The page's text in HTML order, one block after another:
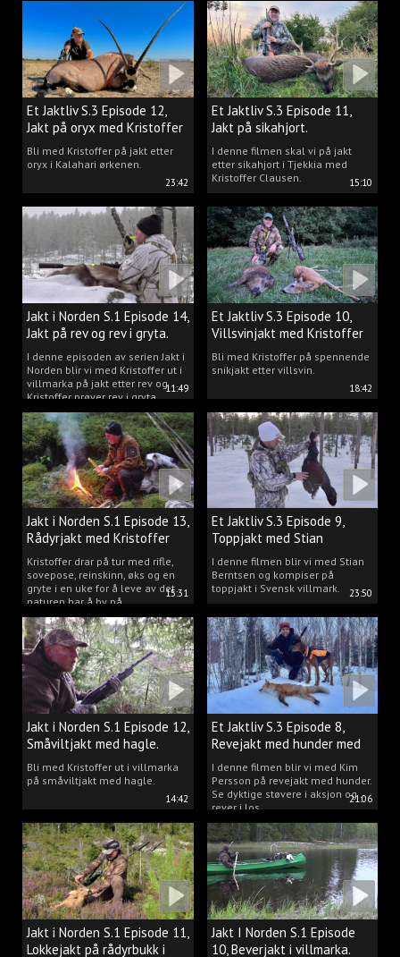
23:42
Et Jaktliv S.3 Episode 12,
Jakt på oryx med Kristoffer
Clausen
Bli med Kristoffer på jakt etter
oryx i Kalahari ørkenen.
15:10
Et Jaktliv S.3 Episode 11,
Jakt på sikahjort.
I denne filmen skal vi på jakt
etter sikahjort i Tjekkia med
Kristoffer Clausen.
11:49
Jakt i Norden S.1 Episode 14,
Jakt på rev og rev i gryta.
I denne episoden av serien Jakt i
Norden blir vi med Kristoffer ut i
villmarka på jakt etter rev og
Kristoffer prøver rev i gryta.
18:42
Et Jaktliv S.3 Episode 10,
Villsvinjakt med Kristoffer
Bli med Kristoffer på spennende
snikjakt etter villsvin.
15:31
Jakt i Norden S.1 Episode 13,
Rådyrjakt med Kristoffer
Clausen
Kristoffer drar på tur med rifle,
sovepose, reinskinn, øks og en
gryte i en uke for å leve av det
naturen har å by på.
23:50
Et Jaktliv S.3 Episode 9,
Toppjakt med Stian
Berntsen
I denne filmen blir vi med Stian
Berntsen og kompiser på
toppjakt i Svensk villmark.
14:42
Jakt i Norden S.1 Episode 12,
Småviltjakt med hagle.
Bli med Kristoffer ut i villmarka
på småviltjakt med hagle.
21:06
Et Jaktliv S.3 Episode 8,
Revejakt med hunder med
Kim Persson.
I denne filmen blir vi med Kim
Persson på revejakt med hunder.
Se dyktige støvere i aksjon og
rever i los.
Jakt i Norden S.1 Episode 11,
Lokkejakt på rådyrbukk i
Jakt I Norden S.1 Episode
10, Beverjakt i villmarka.